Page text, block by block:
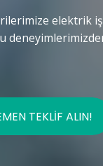
elektrik
TEKLIF ALIN!